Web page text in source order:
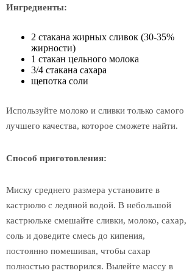
Ингредиенты:
2 стакана жирных сливок (30-35%
жирности)
1 стакан цельного молока
3/4 стакана сахара
щепотка соли
Используйте молоко и сливки только самого
лучшего качества, которое сможете найти.
Способ приготовления:
Миску среднего размера установите в
кастрюлю с ледяной водой. В небольшой
кастрюльке смешайте сливки, молоко, сахар,
соль и доведите смесь до кипения,
постоянно помешивая, чтобы сахар
полностью растворился. Вылейте массу в